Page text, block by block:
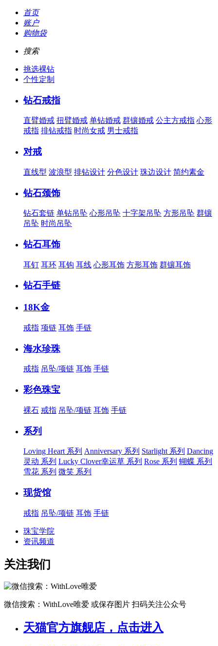
首页
账户
购物袋
搜索
挑选裸钻
个性定制
钻石戒指
直臂婚戒 扭臂婚戒 单钻婚戒 群镶婚戒 公主方戒指 心形
戒指 排钻戒指 时尚女戒 男士戒指
对戒
直线型 波浪型 排钻设计 分色设计 珠边设计 简约素金
钻石颈饰
钻石套链 单钻吊坠 心形吊坠 十字架吊坠 方形吊坠 群镶
吊坠 时尚吊坠
钻石耳饰
耳钉 耳环 耳钩 耳线 心形耳饰 方形耳饰 群镶耳饰
钻石手链
18K金
戒指 项链 耳饰 手链
海水珍珠
戒指 吊坠/项链 耳饰 手链
彩色珠宝
裸石 戒指 吊坠/项链 耳饰 手链
系列
Loving Heart 系列 Anniversary 系列 Starlight 系列 Dancing
灵动 系列 Lucky Clover幸运草 系列 Rose 系列 蝴蝶 系列
雪花 系列 微笑 系列
现货馆
戒指 吊坠/项链 耳饰 手链
珠宝学院
资讯频道
关注我们
微信搜索：WithLove唯爱 或保存图片 扫码关注公众号
天猫官方旗舰店，点击进入